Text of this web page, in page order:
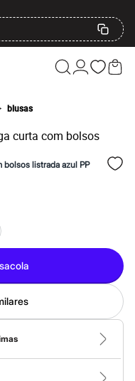
blusas
bolsos listrada azul PP